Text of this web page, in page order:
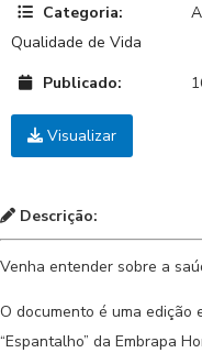
Categoria:
Qualidade de Vida
Publicado:
Visualizar
Descrição:
Venha entender sobre a
O documento é uma edição
“Espantalho” da Embrapa